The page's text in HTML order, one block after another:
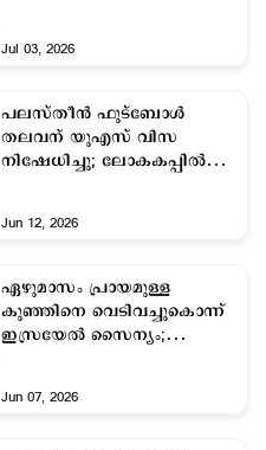
Jul 03, 2026
പലസ്തീൻ ഫുട്ബോൾ
തലവന് യുഎസ് വിസ
നിഷേധിച്ചു; ലോകകപ്പിൽ
Jun 12, 2026
ഏഴുമാസം പ്രായമുള്ള
കുഞ്ഞിനെ വെടിവച്ചുകൊന്ന്
ഇസ്രയേല്‍ സൈന്യം;
Jun 07, 2026